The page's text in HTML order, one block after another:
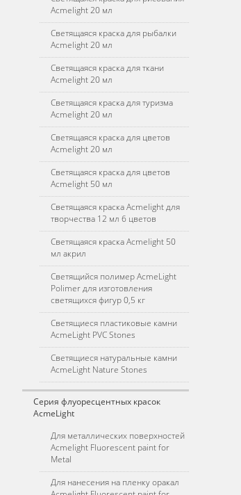
Acmelight 20 мл
Светящаяся краска для рыбалки
Acmelight 20 мл
Светящаяся краска для ткани
Acmelight 20 мл
Светящаяся краска для туризма
Acmelight 20 мл
Светящаяся краска для цветов
Acmelight 20 мл
Светящаяся краска для цветов
Acmelight 50 мл
Светящаяся краска Acmelight для
творчества 12 мл 6 цветов
Светящаяся краска Acmelight 50
мл акрил
Светящийся полимер AcmeLight
Polimer для изготовления
светящихся фигур 0,5 кг
Светящиеся пластиковые камни
AcmeLight PVC Stones
Светящиеся натуральные камни
AcmeLight Nature Stones
Серия флуоресцентных красок
AcmeLight
Для металлических поверхностей
Acmelight Fluorescent paint for
Metal
Для нанесения на пленку оракал